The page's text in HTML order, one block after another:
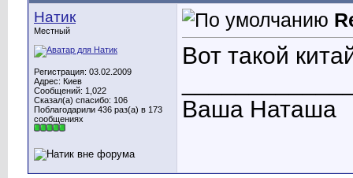
Натик
Местный
Регистрация: 03.02.2009
Адрес: Киев
Сообщений: 1,022
Сказал(а) спасибо: 106
Поблагодарили 436 раз(а) в 173
сообщениях
Вот такой
Ваша Наташа